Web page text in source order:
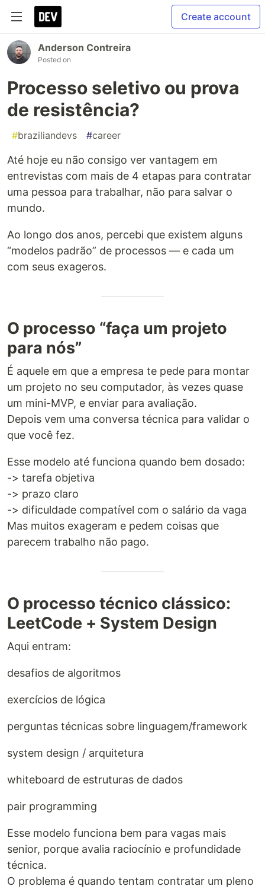
Create account
Anderson Contreira
Posted on
Processo seletivo ou prova
de resistência?
#braziliandevs #career
Até hoje eu não consigo ver vantagem em
entrevistas com mais de 4 etapas para contratar
uma pessoa para trabalhar, não para salvar o
mundo.
Ao longo dos anos, percebi que existem alguns
“modelos padrão” de processos — e cada um
com seus exageros.
O processo “faça um projeto
para nós”
É aquele em que a empresa te pede para montar
um projeto no seu computador, às vezes quase
um mini-MVP, e enviar para avaliação.
Depois vem uma conversa técnica para validar o
que você fez.
Esse modelo até funciona quando bem dosado:
-> tarefa objetiva
-> prazo claro
-> dificuldade compatível com o salário da vaga
Mas muitos exageram e pedem coisas que
parecem trabalho não pago.
O processo técnico clássico:
LeetCode + System Design
Aqui entram:
desafios de algoritmos
exercícios de lógica
perguntas técnicas sobre linguagem/framework
system design / arquitetura
whiteboard de estruturas de dados
pair programming
Esse modelo funciona bem para vagas mais
senior, porque avalia raciocínio e profundidade
técnica.
O problema é quando tentam contratar um pleno